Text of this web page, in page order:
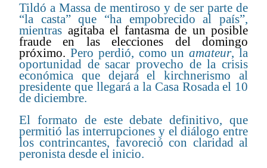
Tildó a Massa de mentiroso y de ser parte de
“la casta” que “ha empobrecido al país”,
mientras agitaba el fantasma de un posible
fraude en las elecciones del domingo
próximo. Pero perdió, como unamateur, la
oportunidad de sacar provecho de la crisis
económica que dejará el kirchnerismo al
presidente que llegará a la Casa Rosada el 10
de diciembre.
El formato de este debate definitivo, que
permitió las interrupciones y el diálogo entre
los contrincantes, favoreció con claridad al
peronista desde el inicio.